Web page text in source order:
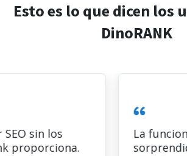
Esto es lo que dicen los
DinoRANK
sin los
La
sorprendido